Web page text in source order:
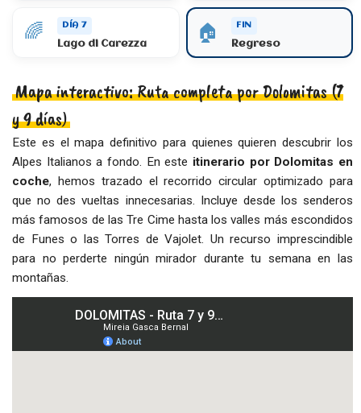
🌈 DÍA 7
Lago di Carezza
🏠 FIN
Regreso
Mapa interactivo: Ruta completa por Dolomitas (7
y 9 días)
Este es el mapa definitivo para quienes quieren descubrir los
Alpes Italianos a fondo. En este itinerario por Dolomitas en
coche, hemos trazado el recorrido circular optimizado para
que no des vueltas innecesarias. Incluye desde los senderos
más famosos de las Tre Cime hasta los valles más escondidos
de Funes o las Torres de Vajolet. Un recurso imprescindible
para no perderte ningún mirador durante tu semana en las
montañas.